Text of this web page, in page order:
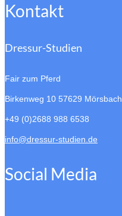
Kontakt
Dressur-Studien
Fair zum Pferd
Birkenweg 10 57629 Mörsbach
+49 (0)2688 988 6538
info@dressur-studien.de
Social Media